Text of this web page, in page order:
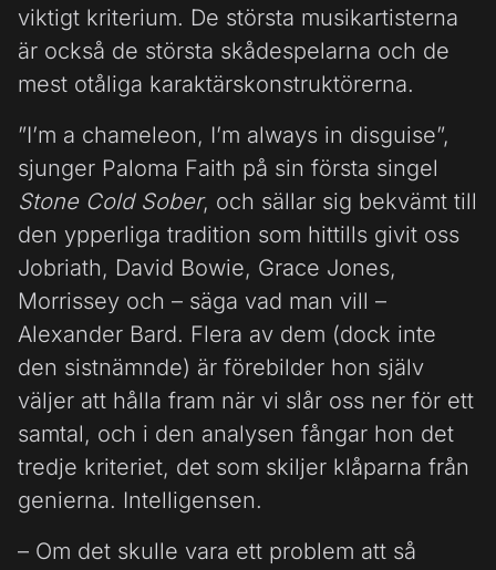
viktigt kriterium. De största musikartisterna
är också de största skådespelarna och de
mest otåliga karaktärskonstruktörerna.
”I’m a chameleon, I’m always in disguise”,
sjunger Paloma Faith på sin första singel
Stone Cold Sober, och sällar sig bekvämt till
den ypperliga tradition som hittills givit oss
Jobriath, David Bowie, Grace Jones,
Morrissey och – säga vad man vill –
Alexander Bard. Flera av dem (dock inte
den sistnämnde) är förebilder hon själv
väljer att hålla fram när vi slår oss ner för ett
samtal, och i den analysen fångar hon det
tredje kriteriet, det som skiljer klåparna från
genierna. Intelligensen.
– Om det skulle vara ett problem att så